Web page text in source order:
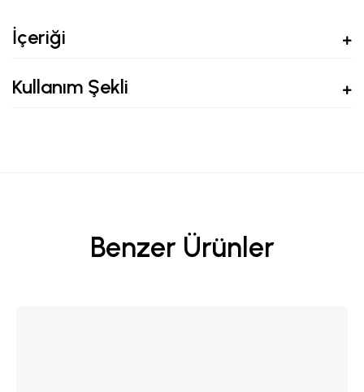
İçeriği
Kullanım Şekli
Benzer Ürünler